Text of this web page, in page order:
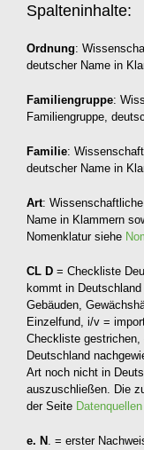
Spalteninhalte:
Ordnung:
deutscher Name in
Familiengruppe:
Familiengruppe,
Familie:
deutscher Name in
Art:
Name in Klammern
Nomenklatur siehe
CL D= Checkliste
kommt in
Gebäuden,
Einzelfund, i/v =
Checkliste
Deutschland
Art noch nicht in
auszuschließen. Die
der Seite Datenquellen
e. N . = erster